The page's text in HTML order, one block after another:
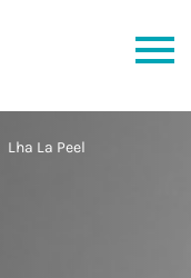
Lha La Peel